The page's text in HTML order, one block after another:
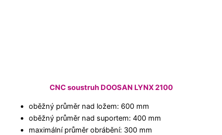
CNC soustruh DOOSAN LYNX 2100
oběžný průměr nad ložem: 600 mm
oběžný průměr nad suportem: 400 mm
maximální průměr obrábění: 300 mm